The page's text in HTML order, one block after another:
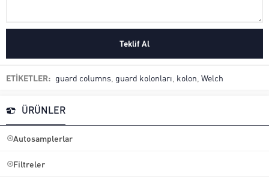
ETİKETLER: guard columns guard kolonları kolon Welch
ÜRÜNLER
Autosamplerlar
Filtreler